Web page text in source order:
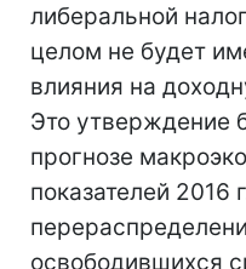
либеральной
целом не будет
влияния на
Это утверждение
прогнозе
показателей 2016
освободившихся